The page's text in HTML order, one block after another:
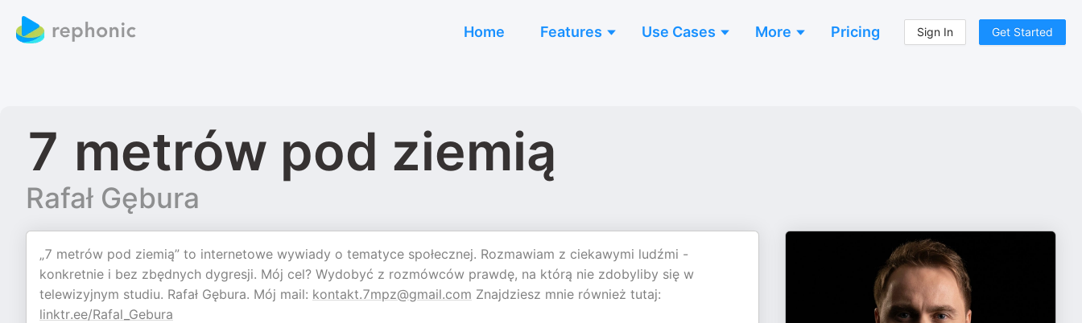
Home Features Use Cases More Pricing Sign In Get Started
7 metrów pod ziemią
Rafał Gębura
„7 metrów pod ziemią” to internetowe wywiady o tematyce społecznej. Rozmawiam z ciekawymi ludźmi -
konkretnie i bez zbędnych dygresji. Mój cel? Wydobyć z rozmówców prawdę, na którą nie zdobyliby się w
telewizyjnym studiu. Rafał Gębura. Mój mail: kontakt.7mpz@gmail.com Znajdziesz mnie również tutaj:
linktr.ee/Rafal_Gebura